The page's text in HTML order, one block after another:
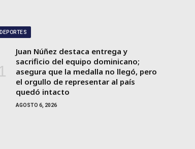
DEPORTES
Juan Núñez destaca entrega y
sacrificio del equipo dominicano;
asegura que la medalla no llegó, pero
el orgullo de representar al país
quedó intacto
AGOSTO 6, 2026